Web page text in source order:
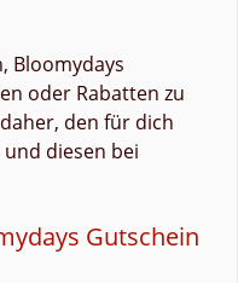
Bloomydays
oder Rabatten zu
den für dich
diesen bei
Gutschein